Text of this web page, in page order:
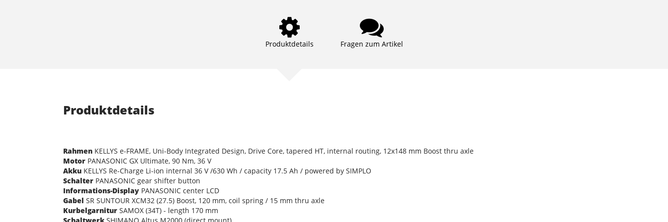
Produktdetails Fragen zum Artikel
Produktdetails
Rahmen KELLYS e-FRAME, Uni-Body Integrated Design, Drive Core, tapered HT, internal routing, 12x148 mm Boost thru axle
Motor PANASONIC GX Ultimate, 90 Nm, 36 V
Akku KELLYS Re-Charge Li-ion internal 36 V /630 Wh / capacity 17.5 Ah / powered by SIMPLO
Schalter PANASONIC gear shifter button
Informations-Display PANASONIC center LCD
Gabel SR SUNTOUR XCM32 (27.5) Boost, 120 mm, coil spring / 15 mm thru axle
Kurbelgarnitur SAMOX (34T) - length 170 mm
Schaltwerk SHIMANO Altus M2000 (direct mount)